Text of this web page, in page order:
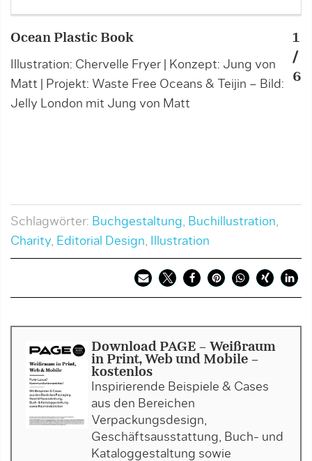
Ocean Plastic Book
Illustration: Chervelle Fryer | Konzept: Jung von
Matt | Projekt: Waste Free Oceans & Teijin – Bild:
Jelly London mit Jung von Matt
1
/
6
Schlagwörter: Buchgestaltung, Buchillustration,
Charity, Editorial Design, Illustration
Download PAGE - Weißraum
in Print, Web und Mobile -
kostenlos
Inspirierende Beispiele & Cases
aus den Bereichen
Verpackungsdesign,
Geschäftsausstattung, Buch- und
Kataloggestaltung sowie